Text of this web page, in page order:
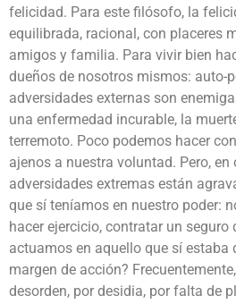
felicidad. Para este filósofo, la
equilibrada, racional, con placeres
amigos y familia. Para vivir bien
dueños de nosotros mismos: auto-
adversidades externas son
una enfermedad incurable, la
terremoto. Poco podemos hacer
ajenos a nuestra voluntad. Pero, en
adversidades extremas están
que sí teníamos en nuestro poder:
hacer ejercicio, contratar un seguro
actuamos en aquello que sí estaba
margen de acción?
desorden, por desidia, por falta de